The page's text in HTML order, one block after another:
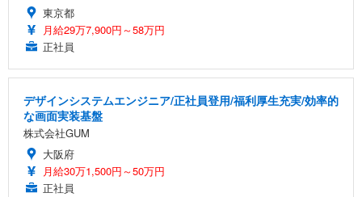
東京都
月給29万7,900円～58万円
正社員
デザインシステムエンジニア/正社員登用/福利厚生充実/効率的
な画面実装基盤
株式会社GUM
大阪府
月給30万1,500円～50万円
正社員